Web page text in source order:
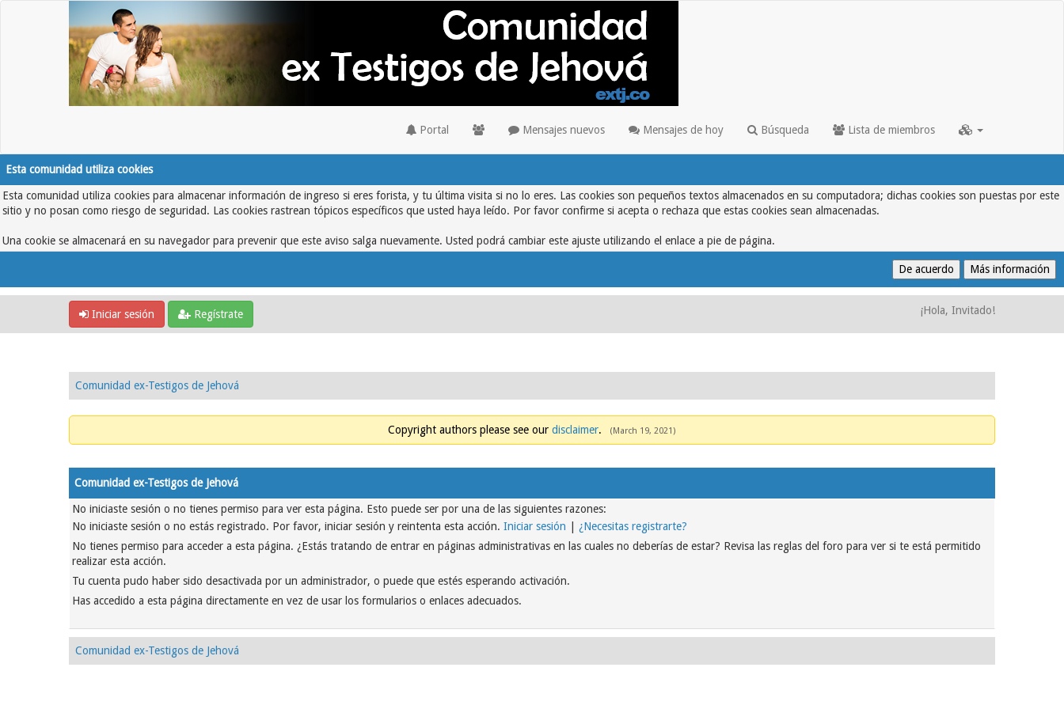
Portal Mensajes nuevos Mensajes de hoy Búsqueda Lista de miembros
Esta comunidad utiliza cookies
Esta comunidad utiliza cookies para almacenar información de ingreso si eres forista, y tu última visita si no lo eres. Las cookies son pequeños textos almacenados en su computadora; dichas cookies son puestas por este
sitio y no posan como riesgo de seguridad. Las cookies rastrean tópicos específicos que usted haya leído. Por favor confirme si acepta o rechaza que estas cookies sean almacenadas.
Una cookie se almacenará en su navegador para prevenir que este aviso salga nuevamente. Usted podrá cambiar este ajuste utilizando el enlace a pie de página.
Iniciar sesión Regístrate ¡Hola, Invitado!
Comunidad ex-Testigos de Jehová
Copyright authors please see our disclaimer. (March 19, 2021)
Comunidad ex-Testigos de Jehová
No iniciaste sesión o no tienes permiso para ver esta página. Esto puede ser por una de las siguientes razones:
No iniciaste sesión o no estás registrado. Por favor, iniciar sesión y reintenta esta acción. Iniciar sesión
¿Necesitas registrarte?
No tienes permiso para acceder a esta página. ¿Estás tratando de entrar en páginas administrativas en las cuales no deberías de estar? Revisa las reglas del foro para ver si te está permitido
realizar esta acción.
Tu cuenta pudo haber sido desactivada por un administrador, o puede que estés esperando activación.
Has accedido a esta página directamente en vez de usar los formularios o enlaces adecuados.
Comunidad ex-Testigos de Jehová